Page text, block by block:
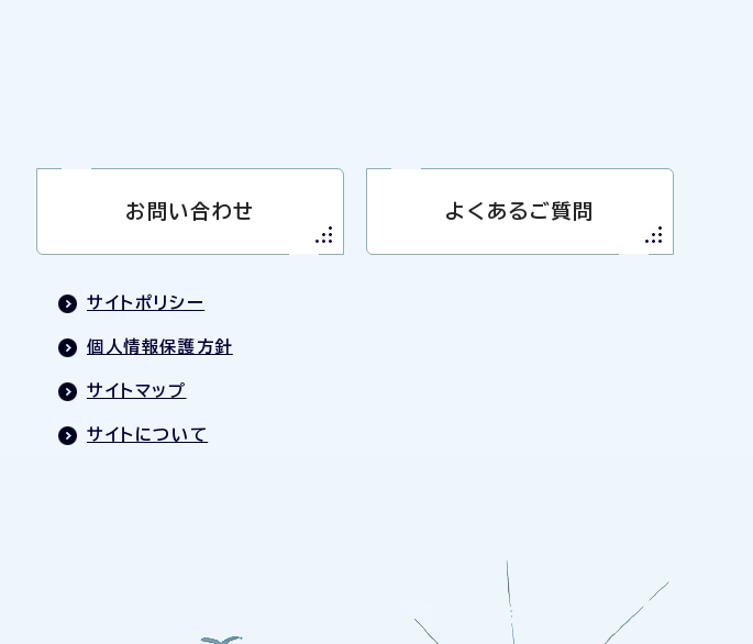
お問い合わせ よくあるご質問
サイトポリシー
個人情報保護方針
サイトマップ
サイトについて